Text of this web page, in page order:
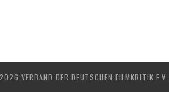
VERBAND DER DEUTSCHEN FILMKRITIK E.V..